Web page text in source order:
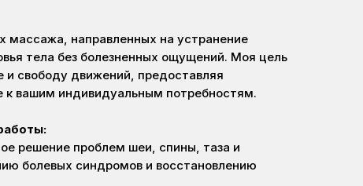
массажа, направленных на устранение
тела без болезненных ощущений. Моя цель
свободу движений, предоставляя
к вашим индивидуальным потребностям.
решение проблем шеи, спины, таза и
болевых синдромов и восстановлению